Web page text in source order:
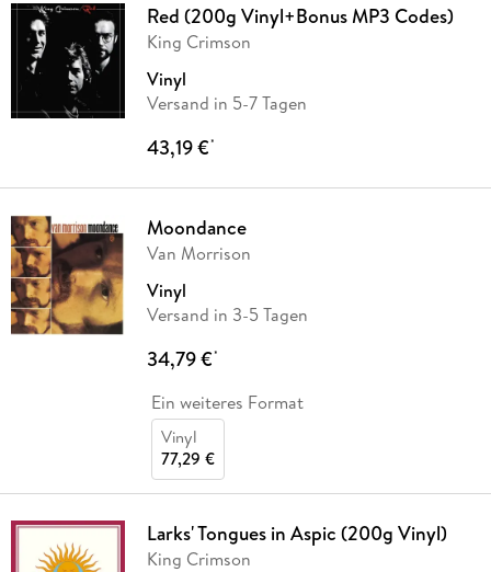
Red (200g Vinyl+Bonus MP3 Codes)
King Crimson
Vinyl
Versand in 5-7 Tagen
43,19 €*
Moondance
Van Morrison
Vinyl
Versand in 3-5 Tagen
34,79 €*
Ein weiteres Format
Vinyl
77,29 €
Larks' Tongues in Aspic (200g Vinyl)
King Crimson